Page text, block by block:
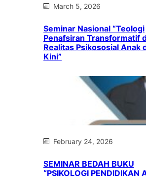
March 5, 2026
Seminar Nasional “Teologi
Penafsiran Transformatif
Realitas Psikososial Anak
Kini”
February 24, 2026
SEMINAR BEDAH BUKU
“PSIKOLOGI PENDIDIKAN